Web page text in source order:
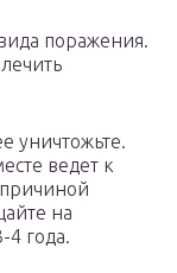
поражения.
уничтожьте.
ведет к
на
4 года.